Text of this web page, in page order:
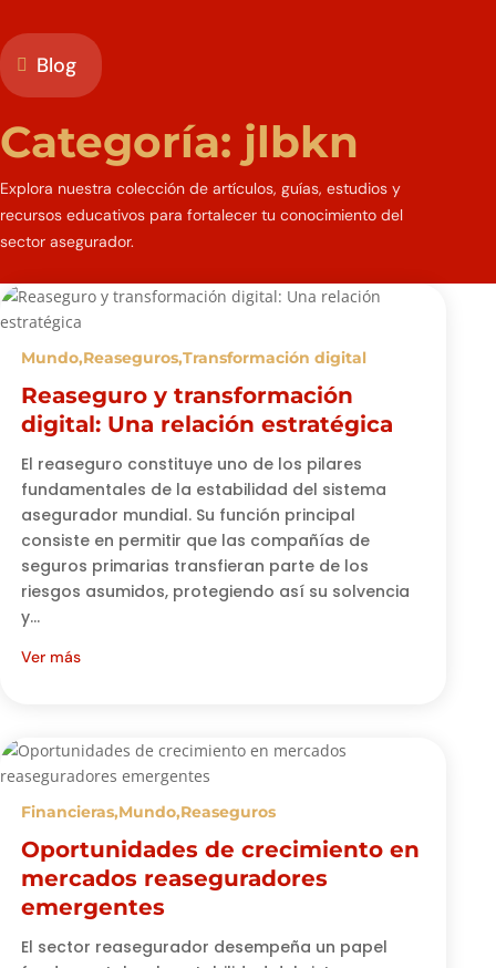
 Blog
Categoría: jlbkn
Explora nuestra colección de artículos, guías, estudios y
recursos educativos para fortalecer tu conocimiento del
sector asegurador.
Mundo,Reaseguros,Transformación digital
Reaseguro y transformación
digital: Una relación estratégica
El reaseguro constituye uno de los pilares
fundamentales de la estabilidad del sistema
asegurador mundial. Su función principal
consiste en permitir que las compañías de
seguros primarias transfieran parte de los
riesgos asumidos, protegiendo así su solvencia
y...
Ver más
Financieras,Mundo,Reaseguros
Oportunidades de crecimiento en
mercados reaseguradores
emergentes
El sector reasegurador desempeña un papel